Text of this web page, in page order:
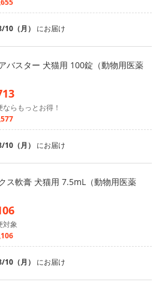
10（月） にお届け
バスター 犬猫用 100錠（動物用医薬
ならもっとお得！
10（月） にお届け
ス軟膏 犬猫用 7.5mL（動物用医薬
対象
10（月） にお届け